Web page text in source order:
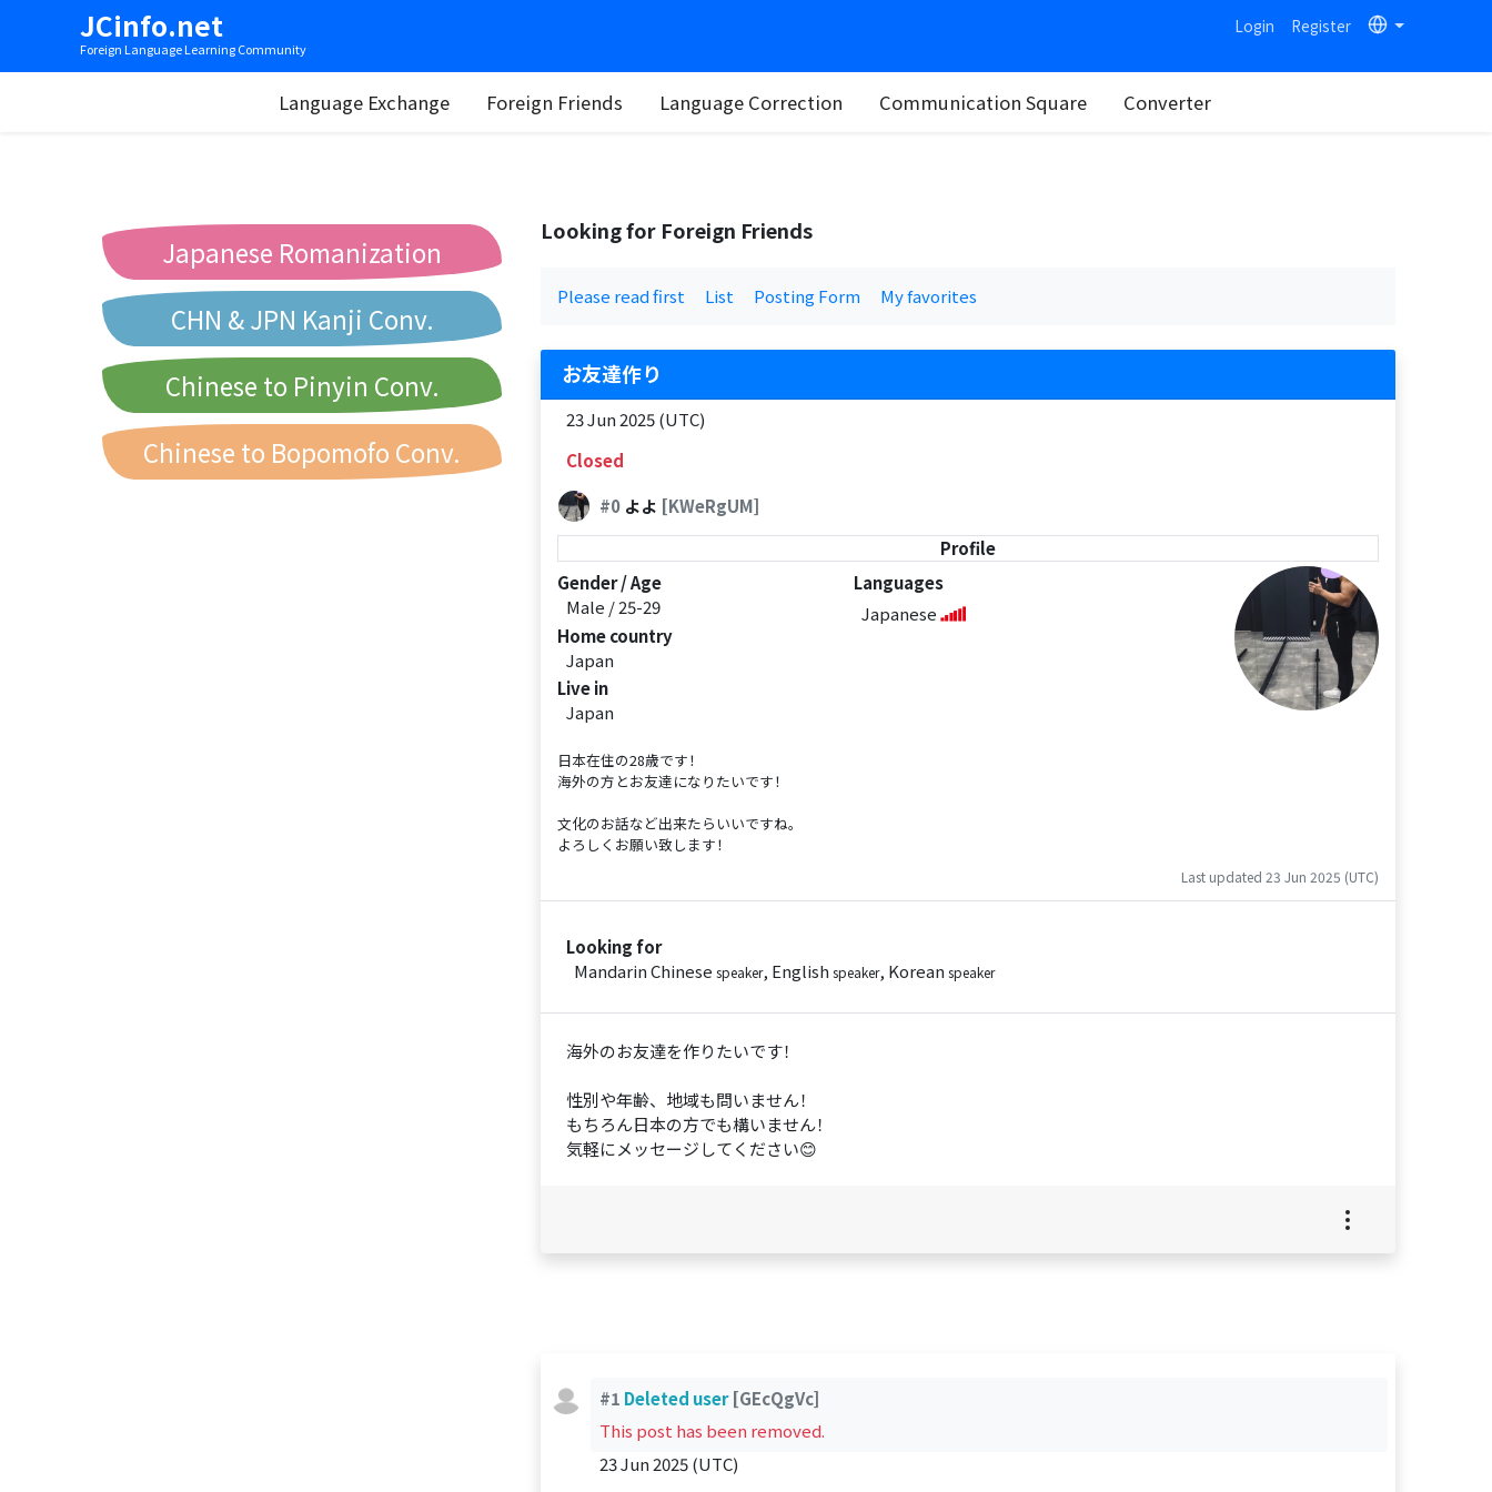
JCinfo.net
Foreign Language Learning Community
Login Register
Language Exchange Foreign Friends Language Correction Communication Square Converter
Looking for Foreign Friends
Please read first List Posting Form My favorites
お友達作り
23 Jun 2025 (UTC)
Closed
#0よよ [KWeRgUM]
Profile
Gender / Age
Male / 25-29
Home country
Japan
Live in
Japan
Languages
Japanese
日本在住の28歳です！
海外の方とお友達になりたいです！
文化のお話など出来たらいいですね。
よろしくお願い致します！
Last updated 23 Jun 2025 (UTC)
Looking for
Mandarin Chinese speaker, English speaker, Korean speaker
海外のお友達を作りたいです！
性別や年齢、地域も問いません！
もちろん日本の方でも構いません！
気軽にメッセージしてください😊
#1 Deleted user [GEcQgVc]
This post has been removed.
23 Jun 2025 (UTC)
Japanese Romanization
CHN & JPN Kanji Conv.
Chinese to Pinyin Conv.
Chinese to Bopomofo Conv.